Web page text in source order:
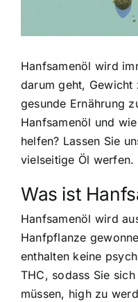
Hanfsamenöl wird
darum geht, Gewicht
gesunde Ernährung
Hanfsamenöl und
helfen? Lassen Sie
vielseitige Öl werfen.
Was ist
Hanfsamenöl wird
Hanfpflanze
enthalten keine
THC, sodass Sie
müssen, high zu